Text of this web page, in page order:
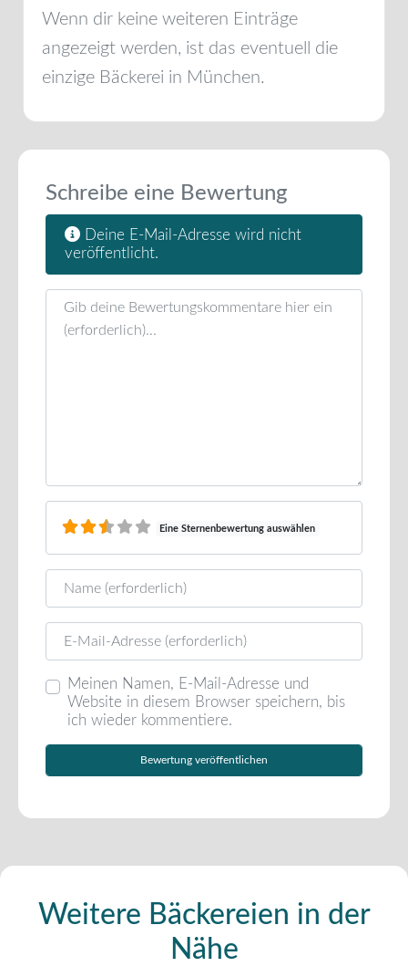
Wenn dir keine weiteren Einträge
angezeigt werden, ist das eventuell die
einzige Bäckerei in München.
Schreibe eine Bewertung
Deine E-Mail-Adresse wird nicht
veröffentlicht.
Rezensionstext
Eine Sternenbewertung auswählen
Name
E-Mail
Meinen Namen, E-Mail-Adresse und
Website in diesem Browser speichern, bis
ich wieder kommentiere.
Weitere Bäckereien in der
Nähe